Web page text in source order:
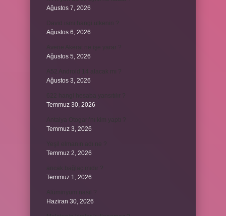
Ağustos 7, 2026
Ağustos 6, 2026
Ağustos 5, 2026
Ağustos 3, 2026
Temmuz 30, 2026
Temmuz 3, 2026
Temmuz 2, 2026
Temmuz 1, 2026
Haziran 30, 2026